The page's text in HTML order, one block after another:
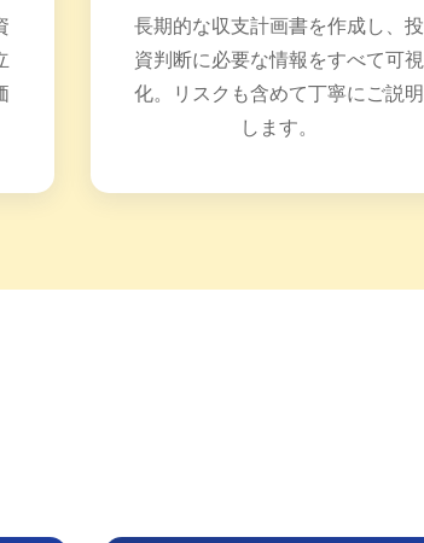
長期的な収支計画書を作成し、投
資判断に必要な情報をすべて可視
化。リスクも含めて丁寧にご説明
します。